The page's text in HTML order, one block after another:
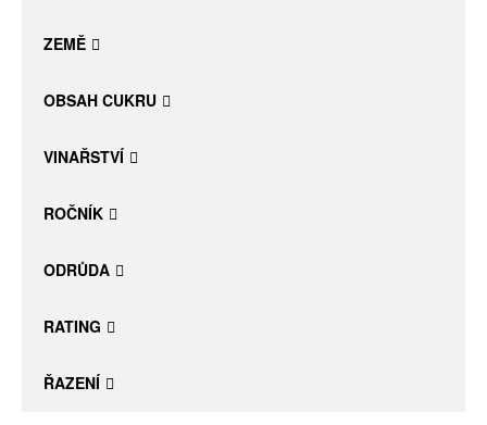
Daniel Pesat Wine
Blog
Letní vína
ZEMĚ
OBSAH CUKRU
VINAŘSTVÍ
ROČNÍK
ODRŮDA
RATING
ŘAZENÍ